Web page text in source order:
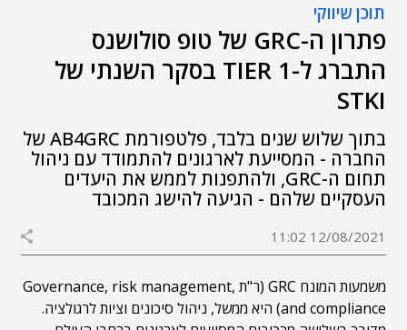
תוכן שיווקי
פתרון ה-GRC של טופ סולושנס
התברג ל-TIER 1 בסקר השנתי של
STKI
בתוך שלוש שנים בלבד, פלטפורמת AB4GRC של
החברה - המסייעת לארגונים להתמודד עם ניהול
תחום ה-GRC, ולהתפנות לממש את היעדים
העסקיים שלהם - הגיעה להישג המכובד
12/08/2021 11:02
משמעות המונח GRC (ר"ת Governance, risk management,
and compliance) היא ממשל, ניהול סיכונים וציות לרגולציה.